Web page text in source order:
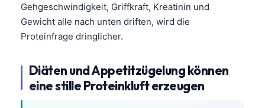
Gehgeschwindigkeit, Griffkraft, Kreatinin und
Gewicht alle nach unten driften, wird die
Proteinfrage dringlicher.
Diäten und Appetitzügelung können
eine stille Proteinkluft erzeugen